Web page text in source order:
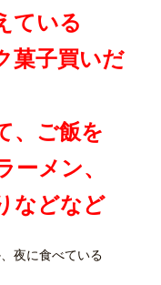
ている
菓子買いだ
、ご飯を
ーメン、
などなど
夜に食べている